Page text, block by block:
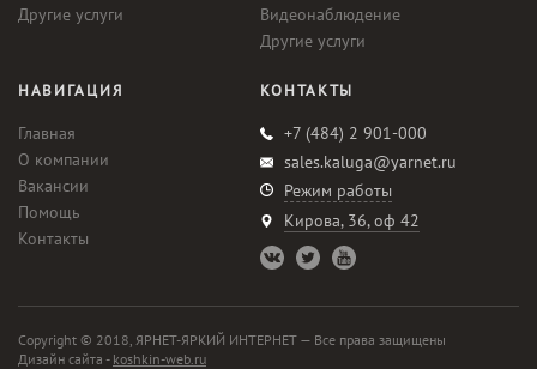
Другие услуги
Видеонаблюдение
Другие услуги
НАВИГАЦИЯ
Главная
О компании
Вакансии
Помощь
Контакты
КОНТАКТЫ
+7 (484) 2 901-000
sales.kaluga@yarnet.ru
Режим работы
Кирова, 36, оф 42
Copyright © 2018, ЯРНЕТ-ЯРКИЙ ИНТЕРНЕТ — Все права защищены
Дизайн сайта - koshkin-web.ru